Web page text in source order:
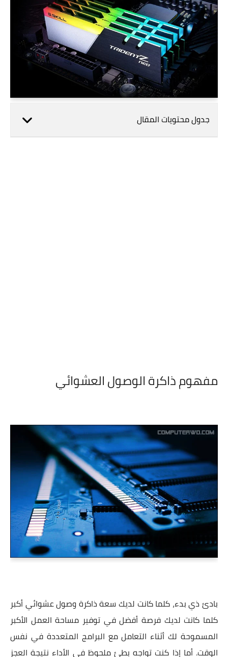
جدول محتويات المقال
مفهوم ذاكرة الوصول العشوائي
بادئ ذي بدء، كلما كانت لديك سعة ذاكرة وصول عشوائي أكبر
كلما كانت لديك فرصة أفضل في توفير مساحة العمل الأكبر
المسموحة لك أثناء التعامل مع البرامج المتعددة في نفس
الوقت. أما إذا كنت تواجه بطئ ملحوظ في الأداء نتيجة العجز